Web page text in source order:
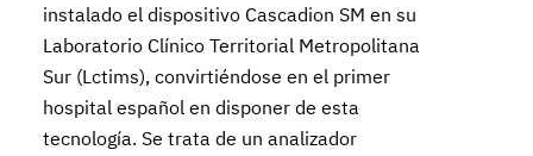
instalado el dispositivo Cascadion SM en su
Laboratorio Clínico Territorial Metropolitana
Sur (Lctims), convirtiéndose en el primer
hospital español en disponer de esta
tecnología. Se trata de un analizador